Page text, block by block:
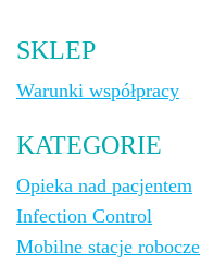
SKLEP
Warunki współpracy
KATEGORIE
Opieka nad pacjentem
Infection Control
Mobilne stacje robocze